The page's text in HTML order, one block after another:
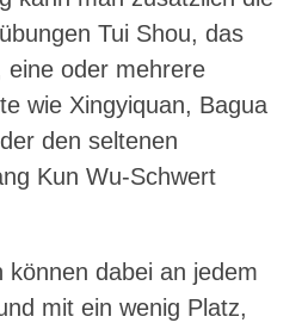
Tui Shou, das
eine oder mehrere
wie Xingyiquan, Bagua
den seltenen
Kun Wu-Schwert
können dabei an jedem
mit ein wenig Platz,